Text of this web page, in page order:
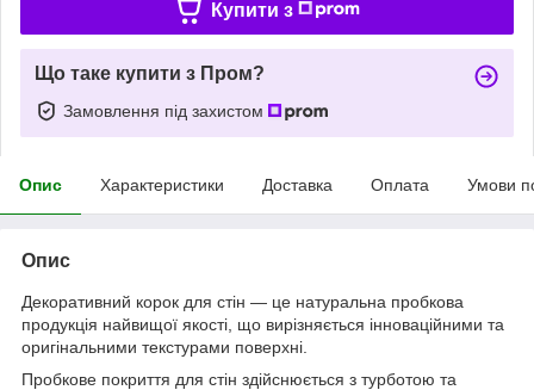
Купити з
Що таке купити з Пром?
Замовлення під захистом
Опис Характеристики Доставка Оплата Умови
Опис
Декоративний корок для стін — це натуральна пробкова
продукція найвищої якості, що вирізняється інноваційними та
оригінальними текстурами поверхні.
Пробкове покриття для стін здійснюється з турботою та